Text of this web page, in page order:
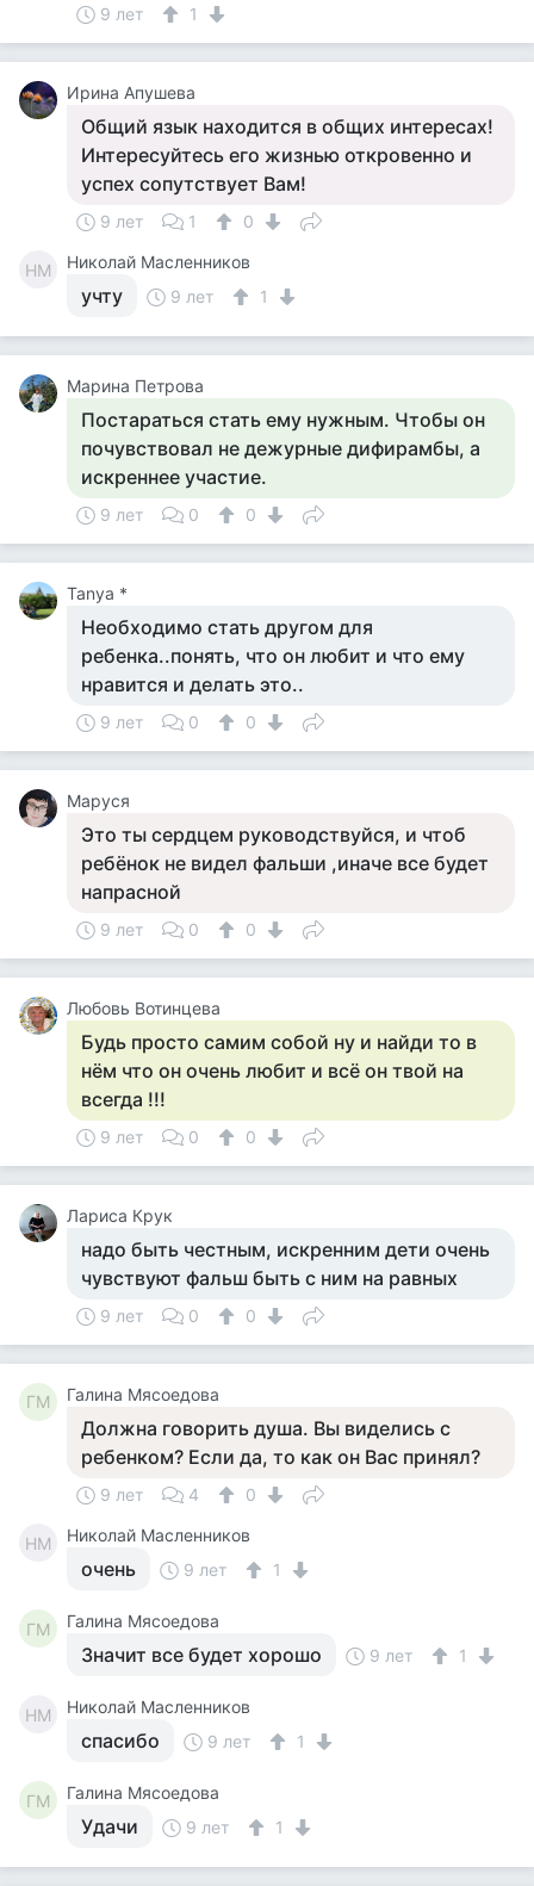
9 лет 1
Ирина Апушева
Общий язык находится в общих интересах!
Интересуйтесь его жизнью откровенно и
успех сопутствует Вам!
9 лет 1 0
НМ Николай Масленников
учту 9 лет 1
Марина Петрова
Постараться стать ему нужным. Чтобы он
почувствовал не дежурные дифирамбы, а
искреннее участие.
9 лет 0 0
Tanya *
Необходимо стать другом для
ребенка..понять, что он любит и что ему
нравится и делать это..
9 лет 0 0
Маруся
Это ты сердцем руководствуйся, и чтоб
ребёнок не видел фальши ,иначе все будет
напрасной
9 лет 0 0
Любовь Вотинцева
Будь просто самим собой ну и найди то в
нём что он очень любит и всё он твой на
всегда !!!
9 лет 0 0
Лариса Крук
надо быть честным, искренним дети очень
чувствуют фальш быть с ним на равных
9 лет 0 0
ГМ Галина Мясоедова
Должна говорить душа. Вы виделись с
ребенком? Если да, то как он Вас принял?
9 лет 4 0
НМ Николай Масленников
очень 9 лет 1
ГМ Галина Мясоедова
Значит все будет хорошо 9 лет 1
НМ Николай Масленников
спасибо 9 лет 1
ГМ Галина Мясоедова
Удачи 9 лет 1